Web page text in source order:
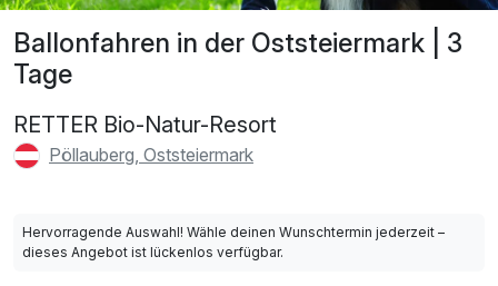
Ballonfahren in der Oststeiermark | 3
Tage
RETTER Bio-Natur-Resort
Pöllauberg, Oststeiermark
Hervorragende Auswahl! Wähle deinen Wunschtermin jederzeit –
dieses Angebot ist lückenlos verfügbar.